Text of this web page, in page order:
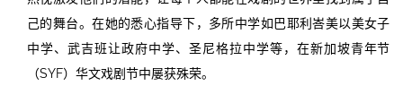
己的舞台。在她的悉心指导下，多所中学如巴耶利峇美以美女子
中学、武吉班让政府中学、圣尼格拉中学等，在新加坡青年节
（SYF）华文戏剧节中屡获殊荣。